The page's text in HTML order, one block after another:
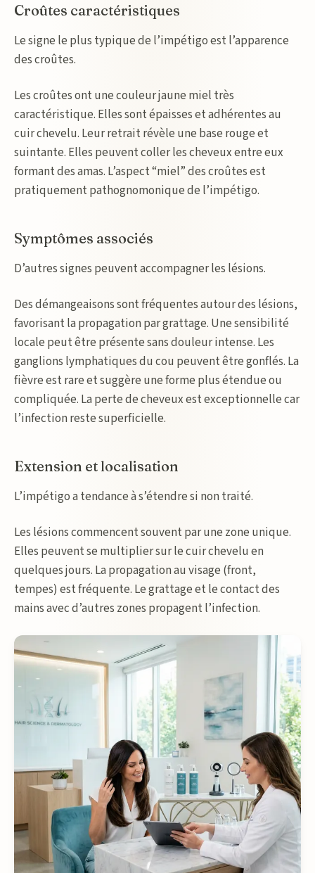
Croûtes caractéristiques
Le signe le plus typique de l’impétigo est l’apparence
des croûtes.
Les croûtes ont une couleur jaune miel très
caractéristique. Elles sont épaisses et adhérentes au
cuir chevelu. Leur retrait révèle une base rouge et
suintante. Elles peuvent coller les cheveux entre eux
formant des amas. L’aspect “miel” des croûtes est
pratiquement pathognomonique de l’impétigo.
Symptômes associés
D’autres signes peuvent accompagner les lésions.
Des démangeaisons sont fréquentes autour des lésions,
favorisant la propagation par grattage. Une sensibilité
locale peut être présente sans douleur intense. Les
ganglions lymphatiques du cou peuvent être gonflés. La
fièvre est rare et suggère une forme plus étendue ou
compliquée. La perte de cheveux est exceptionnelle car
l’infection reste superficielle.
Extension et localisation
L’impétigo a tendance à s’étendre si non traité.
Les lésions commencent souvent par une zone unique.
Elles peuvent se multiplier sur le cuir chevelu en
quelques jours. La propagation au visage (front,
tempes) est fréquente. Le grattage et le contact des
mains avec d’autres zones propagent l’infection.